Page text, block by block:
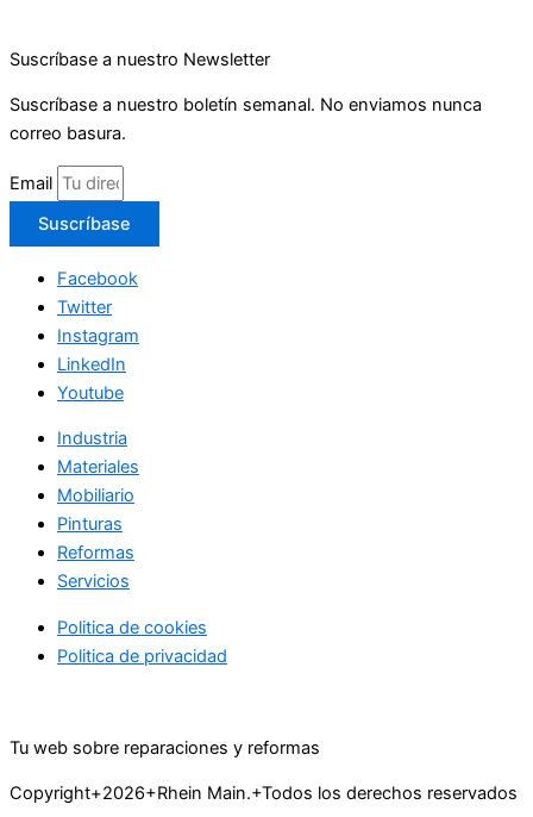
Suscríbase a nuestro Newsletter
Suscríbase a nuestro boletín semanal. No enviamos nunca
correo basura.
Email
Suscríbase
Facebook
Twitter
Instagram
LinkedIn
Youtube
Industria
Materiales
Mobiliario
Pinturas
Reformas
Servicios
Politica de cookies
Politica de privacidad
Tu web sobre reparaciones y reformas
Copyright+2026+Rhein Main.+Todos los derechos reservados